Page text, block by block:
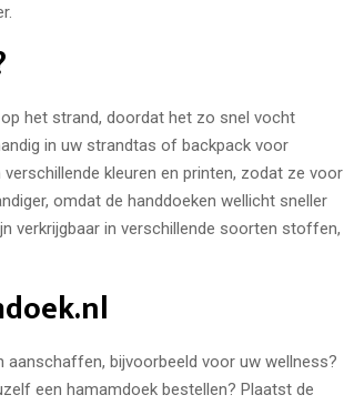
het strand, doordat het zo snel vocht
in uw strandtas of backpack voor
kleuren en printen, zodat ze voor
omdat de handdoeken wellicht sneller
verkrijgbaar in verschillende soorten stoffen,
aanschaffen, bijvoorbeeld voor uw wellness?
een hamamdoek bestellen? Plaatst de